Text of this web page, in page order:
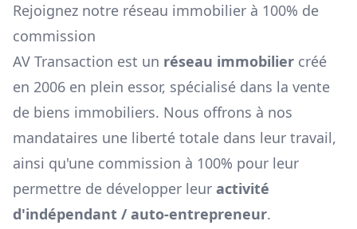
Rejoignez notre réseau immobilier à 100% de
commission
AV Transaction est un réseau immobilier créé
en 2006 en plein essor, spécialisé dans la vente
de biens immobiliers. Nous offrons à nos
mandataires une liberté totale dans leur travail,
ainsi qu'une commission à 100% pour leur
permettre de développer leur activité
d'indépendant / auto-entrepreneur.